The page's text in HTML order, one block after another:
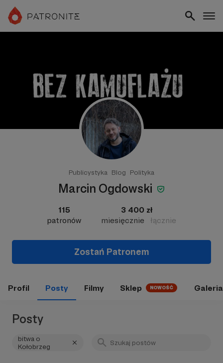
Publicystyka Blog Polityka
Marcin Ogdowski
115
patronów
3 400 zł
miesięcznie
łącznie
Zostań Patronem
Profil Posty Filmy Sklep NOWOŚĆ Galeria
Posty
bitwa o
Kołobrzeg